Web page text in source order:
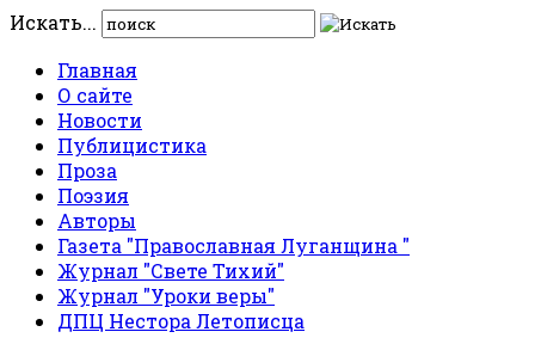
Искать...
Главная
О сайте
Новости
Публицистика
Проза
Поэзия
Авторы
Газета "Православная Луганщина "
Журнал "Свете Тихий"
Журнал "Уроки веры"
ДПЦ Нестора Летописца